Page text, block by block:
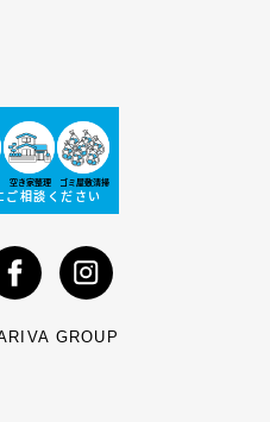
GROUP